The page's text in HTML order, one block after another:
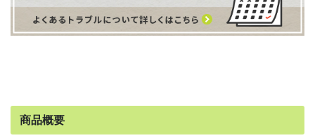
商品概要